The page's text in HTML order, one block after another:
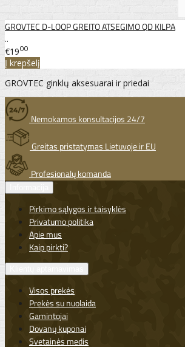
GROVTEC D-LOOP GREITO ATSEGIMO QD KILPA
..
€1900
Į krepšelį
GROVTEC ginklų aksesuarai ir priedai
Nemokamos konsultacijos 24/7
Greitas pristatymas Lietuvoje ir EU
Profesionalų komanda
Pirkimo sąlygos ir taisyklės
Privatumo politika
Apie mus
Kaip pirkti?
Visos prekės
Prekės su nuolaida
Gamintojai
Dovanų kuponai
Svetainės medis